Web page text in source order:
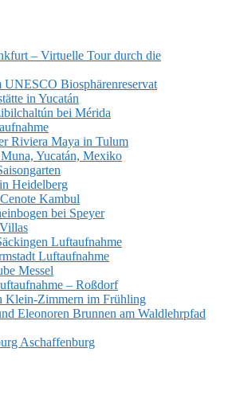
– Virtuelle Tour durch die
UNESCO Biosphärenreservat
in Yucatán
bei Mérida
Riviera Maya in Tulum
Yucatán, Mexiko
Heidelberg
Kambul
bei Speyer
Luftaufnahme
Luftaufnahme
Messel
– Roßdorf
Klein-Zimmern im Frühling
Eleonoren Brunnen am Waldlehrpfad
Aschaffenburg